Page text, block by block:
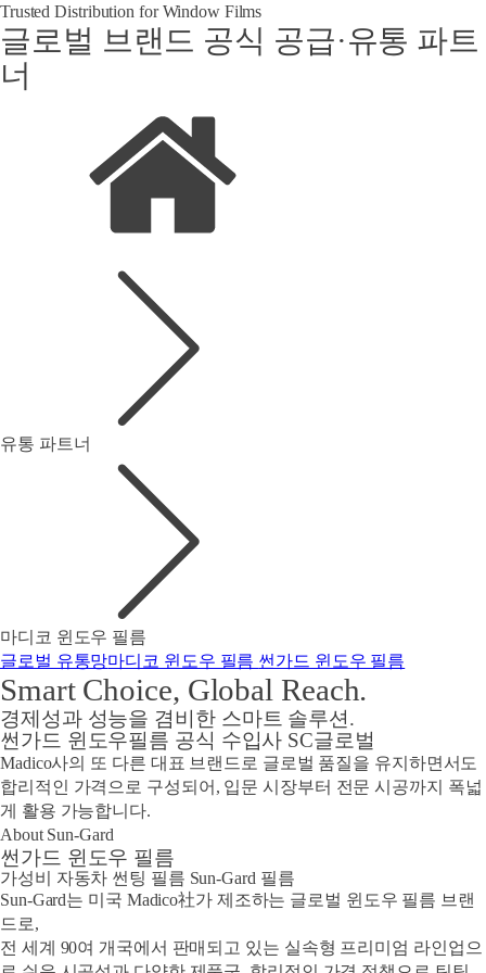
Trusted Distribution for Window Films
글로벌 브랜드 공식 공급·유통 파트
너
유통 파트너
마디코 윈도우 필름
글로벌 유통망마디코 윈도우 필름 썬가드 윈도우 필름
Smart Choice, Global Reach.
경제성과 성능을 겸비 한 스마트 솔루션.
썬가드 윈도우필름 공식 수입사 SC글로벌
Madico사의 또 다른 대표 브랜드로 글로벌 품질을 유지하면서도
합리적인 가격으로 구성되어, 입문 시장부터 전문 시공까지 폭넓
게 활용 가능합니다.
About Sun-Gard
썬가드 윈도우 필름
가성비 자동차 썬팅 필름 Sun-Gard 필름
Sun-Gard는 미국 Madico社가 제조하는 글로벌 윈도우 필름 브랜
드로,
전 세계 90여 개국에서 판매되고 있는 실속형 프리미엄 라인업으